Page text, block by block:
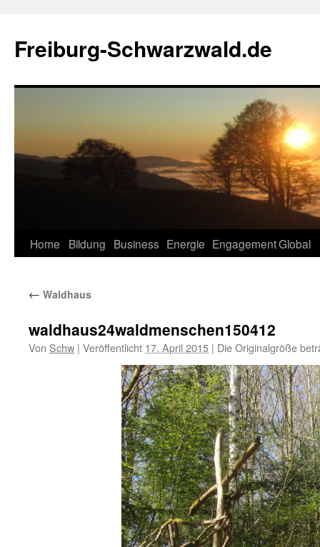
springen
Freiburg-Schwarzwald.de
Home Bildung Business Energie EngagementGlobal
← Waldhaus
waldhaus24waldmenschen150412
Von Schw | Veröffentlicht 17. April 2015 | Die Originalgröße